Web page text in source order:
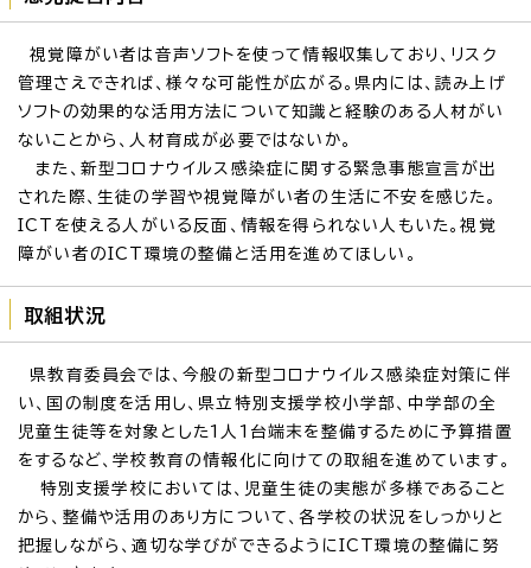
視覚障がい者は音声ソフトを使って情報収集しており、リスク
管理さえできれば、様々な可能性が広がる。県内には、読み上げ
ソフトの効果的な活用方法について知識と経験のある人材がい
ないことから、人材育成が必要ではないか。
また、新型コロナウイルス感染症に関する緊急事態宣言が出
された際、生徒の学習や視覚障がい者の生活に不安を感じた。
ICTを使える人がいる反面、情報を得られない人もいた。視覚
障がい者のICT環境の整備と活用を進めてほしい。
取組状況
県教育委員会では、今般の新型コロナウイルス感染症対策に伴
い、国の制度を活用し、県立特別支援学校小学部、中学部の全
児童生徒等を対象とした1人1台端末を整備するために予算措置
をするなど、学校教育の情報化に向けての取組を進めています。
特別支援学校においては、児童生徒の実態が多様であること
から、整備や活用のあり方について、各学校の状況をしっかりと
把握しながら、適切な学びができるようにICT環境の整備に努